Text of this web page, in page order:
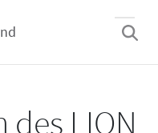
des LION